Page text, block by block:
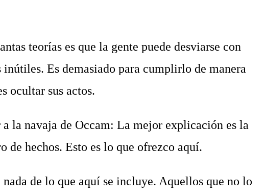
teorías es que la gente puede desviarse con
Es demasiado para cumplirlo de manera
ocultar sus actos.
navaja de Occam: La mejor explicación es la
hechos. Esto es lo que ofrezco aquí.
de lo que aquí se incluye. Aquellos que no lo